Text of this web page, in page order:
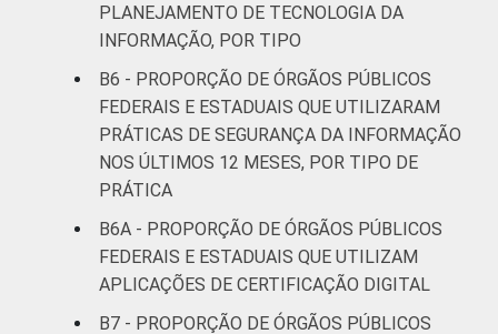
PLANEJAMENTO DE TECNOLOGIA DA
INFORMAÇÃO, POR TIPO
B6 - PROPORÇÃO DE ÓRGÃOS PÚBLICOS
FEDERAIS E ESTADUAIS QUE UTILIZARAM
PRÁTICAS DE SEGURANÇA DA INFORMAÇÃO
NOS ÚLTIMOS 12 MESES, POR TIPO DE
PRÁTICA
B6A - PROPORÇÃO DE ÓRGÃOS PÚBLICOS
FEDERAIS E ESTADUAIS QUE UTILIZAM
APLICAÇÕES DE CERTIFICAÇÃO DIGITAL
B7 - PROPORÇÃO DE ÓRGÃOS PÚBLICOS